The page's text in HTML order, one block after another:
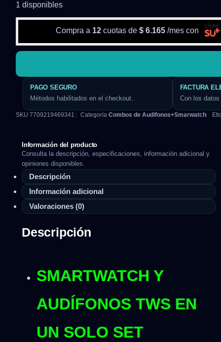
1 disponibles
Compra a 12 cuotas de $ 6.165 /mes con
PAGO SEGURO
Métodos habilitados en el checkout.
FACTURA
Con los
SKU 7709219469341 Categoría Combos de Audifonos+Smarwatch
Información del producto
Consulta la descripción, especificaciones, información adicional y
opiniones disponibles.
Descripción
Información adicional
Valoraciones (0)
Descripción
SMARTWATCH Y
AUDÍFONOS TWS EN
UN SOLO SET